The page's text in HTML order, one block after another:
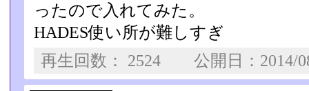
ったので入れてみた。
HADES使い所が難しすぎ
再生回数： 2524 公開日：